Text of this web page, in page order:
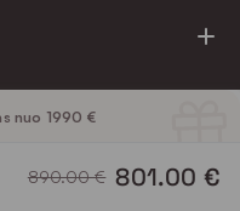
nuo 1990 €
890.00 € 801.00 €